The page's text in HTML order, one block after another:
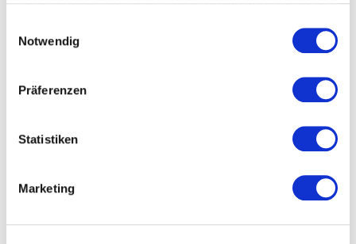
Cookies, wenn Sie unsere Webseite weiterhin nutzen.
Notwendig
Präferenzen
Statistiken
Marketing